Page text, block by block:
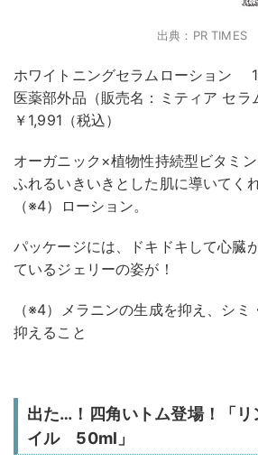
出典：PR TIMES
ホワイトニングセラムローション
医薬部外品（販売名：ミティア セラ
￥1,991（税込）
オーガニック×植物性持続型ビタミ
ふれるいきいきとした肌に導いてく
（※4）ローション。
パッケージには、ドキドキして心臓
ているジェリーの姿が！
（※4）メラニンの生成を抑え、シ
抑えること
出た…！四角いトム登場！「リ
イル 50ml」